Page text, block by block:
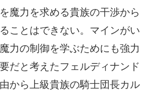
魔力を求める貴族の干渉から
ことはできない。マインがい
力の制御を学ぶためにも強力
だと考えたフェルディナンド
から上級貴族の騎士団長カル